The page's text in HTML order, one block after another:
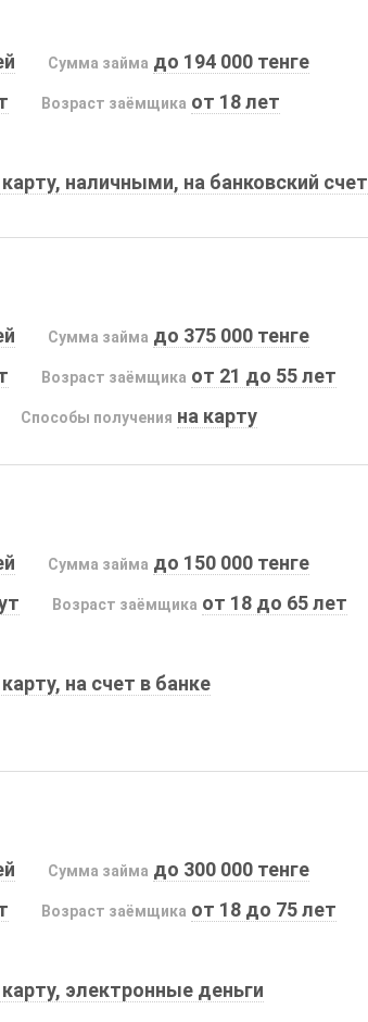
Сумма займа до 194 000 тенге
Возраст заёмщика от 18 лет
карту, наличными, на банковский счет
Сумма займа до 375 000 тенге
Возраст заёмщика от 21 до 55 лет
Способы получения на карту
Сумма займа до 150 000 тенге
Возраст заёмщика от 18 до 65 лет
на счет в банке
Сумма займа до 300 000 тенге
Возраст заёмщика от 18 до 75 лет
карту, электронные деньги